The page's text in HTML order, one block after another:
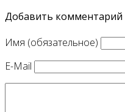
Добавить комментарий
Имя (обязательное)
E-Mail